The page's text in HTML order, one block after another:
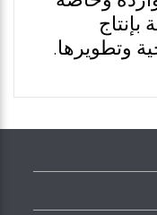
وتطويرها.